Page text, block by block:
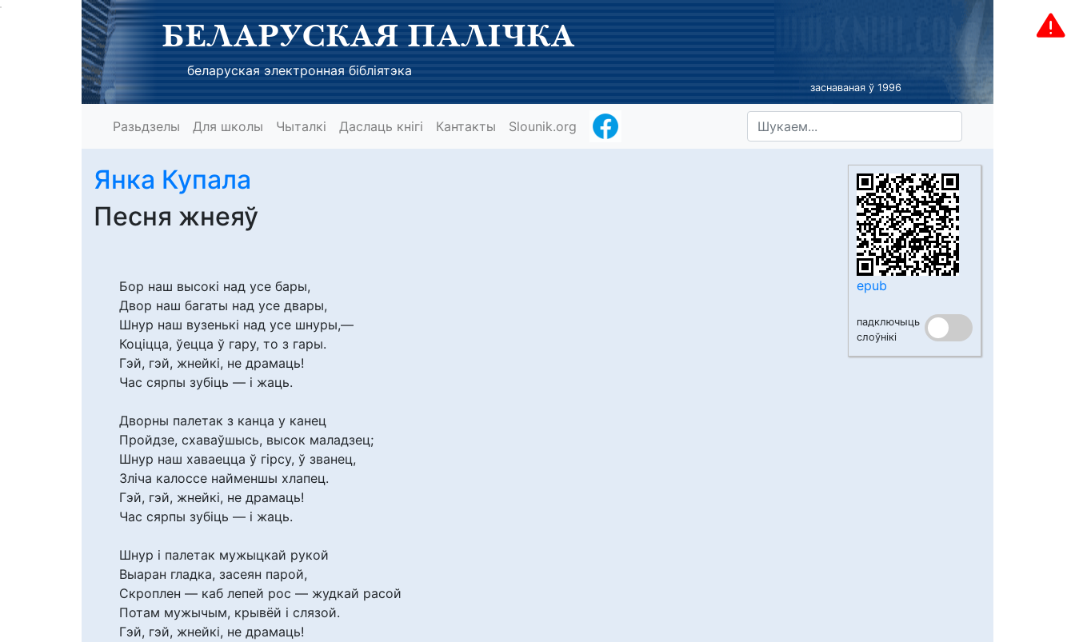
БЕЛАРУСКАЯ ПАЛІЧКА
беларуская электронная бібліятэка
заснаваная ў 1996
Разьдзелы Для школы Чыталкі Даслаць кнігі Кантакты Slounik.org
epub
падключыць
слоўнікі
Янка Купала
Песня жнеяў
Бор наш высокі над усе бары,
Двор наш багаты над усе двары,
Шнур наш вузенькі над усе шнуры,—
Коціцца, ўецца ў гару, то з гары.
Гэй, гэй, жнейкі, не драмаць!
Час сярпы зубіць — і жаць.
Дворны палетак з канца у канец
Пройдзе, схаваўшысь, высок маладзец;
Шнур наш хаваецца ў гірсу, ў званец,
Зліча калоссе найменшы хлапец.
Гэй, гэй, жнейкі, не драмаць!
Час сярпы зубіць — і жаць.
Шнур і палетак мужыцкай рукой
Выаран гладка, засеян парой,
Скроплен — каб лепей рос — жудкай расой
Потам мужычым, крывёй і слязой.
Гэй, гэй, жнейкі, не драмаць!